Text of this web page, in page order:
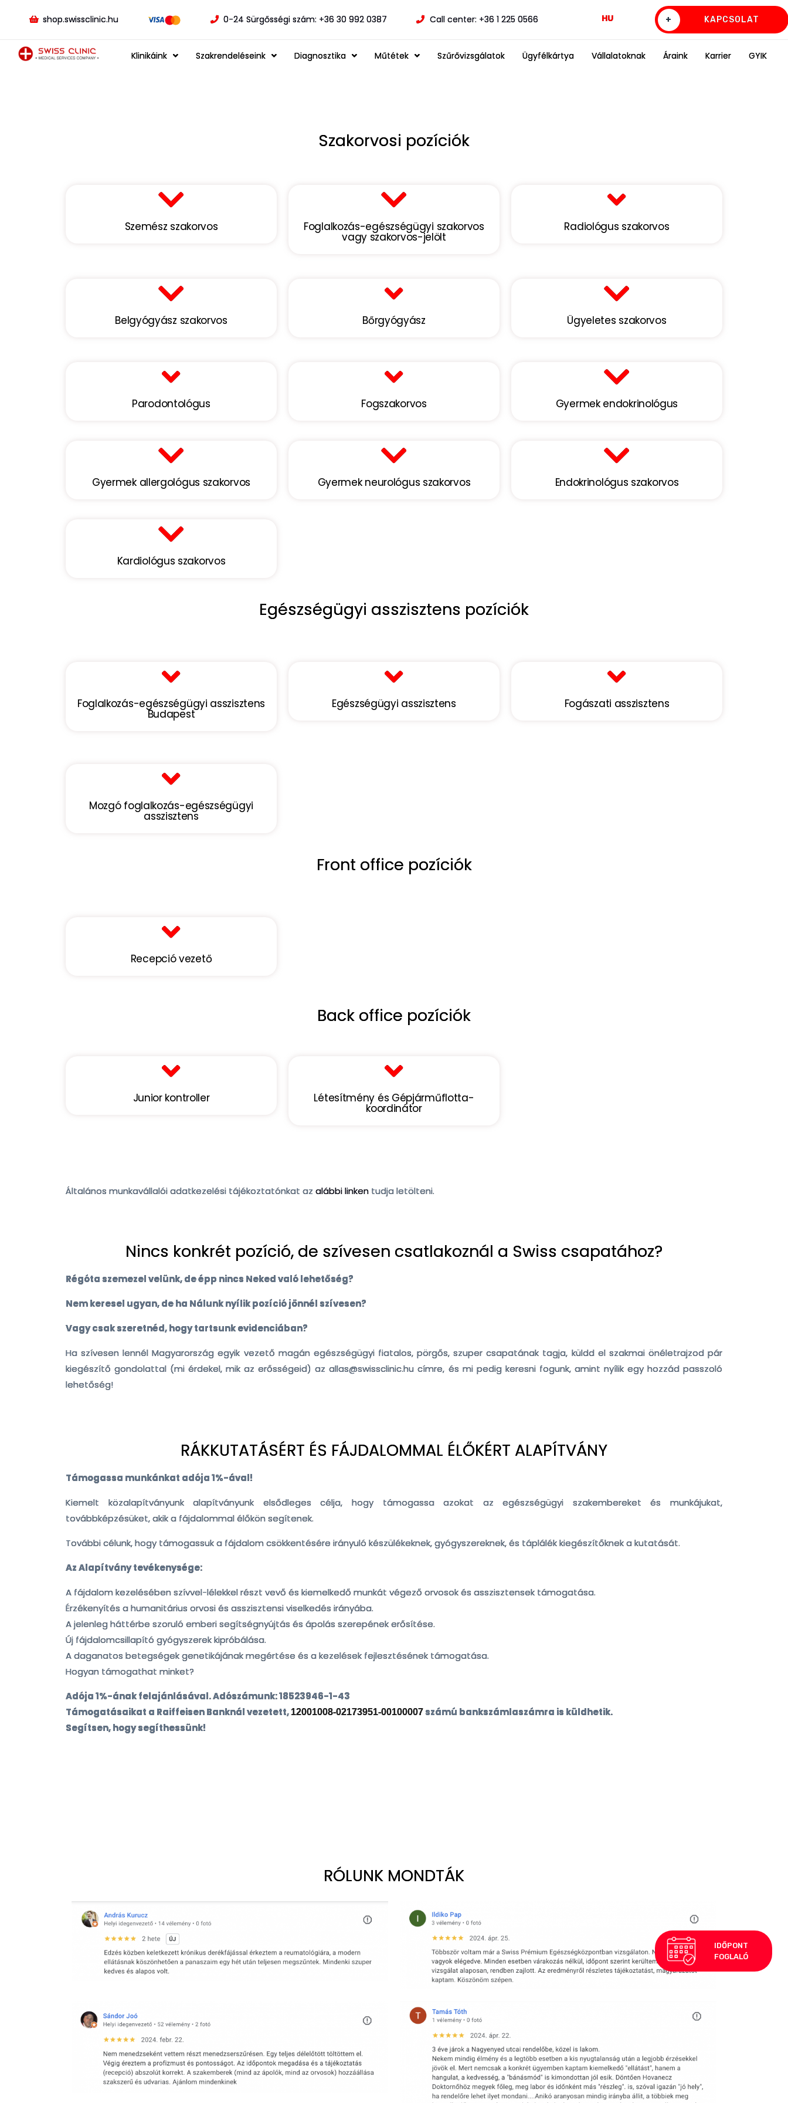
shop.swissclinic.hu 0-24 Sürgősségi szám: +36 30 992 0387 Call center: +36 1 225 0566 HU + KAPCSOLAT
Klinikáink Szakrendeléseink Diagnosztika Műtétek Szűrővizsgálatok Ügyfélkártya Vállalatoknak Áraink Karrier GYIK
Szakorvosi pozíciók
Szemész szakorvos Foglalkozás-egészségügyi szakorvos
vagy szakorvos-jelölt
Radiológus szakorvos
Belgyógyász szakorvos Bőrgyógyász Ügyeletes szakorvos
Parodontológus Fogszakorvos Gyermek endokrinológus
Gyermek allergológus szakorvos Gyermek neurológus szakorvos Endokrinológus szakorvos
Kardiológus szakorvos
Egészségügyi asszisztens pozíciók
Foglalkozás-egészségügyi asszisztens
Budapest
Egészségügyi asszisztens Fogászati asszisztens
Mozgó foglalkozás-egészségügyi
asszisztens
Front office pozíciók
Recepció vezető
Back office pozíciók
Junior kontroller Létesítmény és Gépjárműflotta-
koordinátor
Általános munkavállalói adatkezelési tájékoztatónkat az alábbi linken tudja letölteni.
Nincs konkrét pozíció, de szívesen csatlakoznál a Swiss csapatához?
Régóta szemezel velünk, de épp nincs Neked való lehetőség?
Nem keresel ugyan, de ha Nálunk nyílik pozíció jönnél szívesen?
Vagy csak szeretnéd, hogy tartsunk evidenciában?
Ha szívesen lennél Magyarország egyik vezető magán egészségügyi fiatalos, pörgős, szuper csapatának tagja, küldd el szakmai önéletrajzod pár
kiegészítő gondolattal (mi érdekel, mik az erősségeid) az allas@swissclinic.hu címre, és mi pedig keresni fogunk, amint nyílik egy hozzád passzoló
lehetőség!
RÁKKUTATÁSÉRT ÉS FÁJDALOMMAL ÉLŐKÉRT ALAPÍTVÁNY
Támogassa munkánkat adója 1%-ával!
Kiemelt közalapítványunk alapítványunk elsődleges célja, hogy támogassa azokat az egészségügyi szakembereket és munkájukat,
továbbképzésüket, akik a fájdalommal élőkön segítenek.
További célunk, hogy támogassuk a fájdalom csökkentésére irányuló készülékeknek, gyógyszereknek, és táplálék kiegészítőknek a kutatását.
Az Alapítvány tevékenysége:
A fájdalom kezelésében szívvel-lélekkel részt vevő és kiemelkedő munkát végező orvosok és asszisztensek támogatása.
Érzékenyítés a humanitárius orvosi és asszisztensi viselkedés irányába.
A jelenleg háttérbe szoruló emberi segítségnyújtás és ápolás szerepének erősítése.
Új fájdalomcsillapító gyógyszerek kipróbálása.
A daganatos betegségek genetikájának megértése és a kezelések fejlesztésének támogatása.
Hogyan támogathat minket?
Adója 1%-ának felajánlásával. Adószámunk: 18523946-1-43
Támogatásaikat a Raiffeisen Banknál vezetett, 12001008-02173951-00100007számú bankszámlaszámra is küldhetik.
Segítsen, hogy segíthessünk!
RÓLUNK MONDTÁK